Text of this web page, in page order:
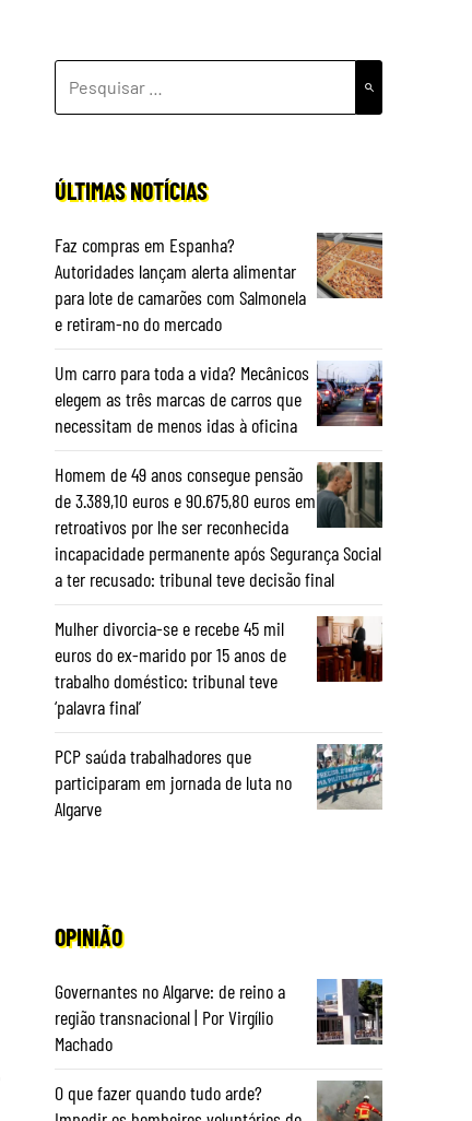
POR:
ÚLTIMAS NOTÍCIAS
Faz compras em Espanha?
Autoridades lançam alerta alimentar
para lote de camarões com Salmonela
e retiram-no do mercado
Um carro para toda a vida? Mecânicos
elegem as três marcas de carros que
necessitam de menos idas à oficina
Homem de 49 anos consegue pensão
de 3.389,10 euros e 90.675,80 euros em
retroativos por lhe ser reconhecida
incapacidade permanente após Segurança Social
a ter recusado: tribunal teve decisão final
Mulher divorcia-se e recebe 45 mil
euros do ex-marido por 15 anos de
trabalho doméstico: tribunal teve
‘palavra final’
PCP saúda trabalhadores que
participaram em jornada de luta no
Algarve
OPINIÃO
Governantes no Algarve: de reino a
região transnacional | Por Virgílio
Machado
O que fazer quando tudo arde?